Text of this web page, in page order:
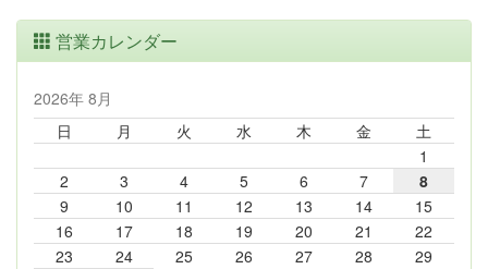
営業カレンダー
2026年 8月
日
月 火 水 木 金
土
1
2
3 4 5 6 7
8
9
10 11 12 13 14
15
16
17 18 19 20 21
22
23
24 25 26 27 28
29